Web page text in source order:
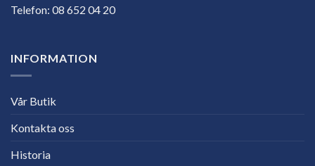
Telefon: 08 652 04 20
INFORMATION
Vår Butik
Kontakta oss
Historia